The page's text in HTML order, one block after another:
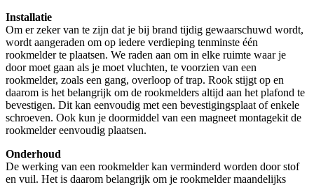
Installatie
Om er zeker van te zijn dat je bij brand tijdig gewaarschuwd wordt,
wordt aangeraden om op iedere verdieping tenminste één
rookmelder te plaatsen. We raden aan om in elke ruimte waar je
door moet gaan als je moet vluchten, te voorzien van een
rookmelder, zoals een gang, overloop of trap. Rook stijgt op en
daarom is het belangrijk om de rookmelders altijd aan het plafond te
bevestigen. Dit kan eenvoudig met een bevestigingsplaat of enkele
schroeven. Ook kun je doormiddel van een magneet montagekit de
rookmelder eenvoudig plaatsen.
Onderhoud
De werking van een rookmelder kan verminderd worden door stof
en vuil. Het is daarom belangrijk om je rookmelder maandelijks